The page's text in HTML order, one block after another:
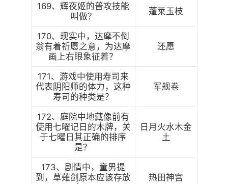
169、辉夜姬的普攻技能
叫做？
蓬莱玉枝
170、现实中，达摩不倒
翁有着祈愿之意，为达摩
画上右眼象征着？
还愿
171、游戏中使用寿司来
代表阴阳师的体力，这种
寿司的种类是？
军舰卷
172、庭院中地藏像前有
使用七曜记日的木牌，关
于七曜日其正确的排序
是？
日月火水木金
土
173、剧情中，童男提
到，草薙剑原本应该存放
热田神宫